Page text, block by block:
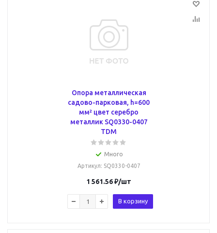
Опора металлическая
садово-парковая, h=600
мм² цвет серебро
металлик SQ0330-0407
TDM
Много
Артикул: SQ0330-0407
1 561.56₽/шт
В корзину